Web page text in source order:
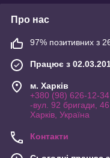
Про нас
97% позитивних з
Працює з
м. Харків
+380 (98) 626-12-
-вул. 92 бригади,
Харків, Україна
Контакти